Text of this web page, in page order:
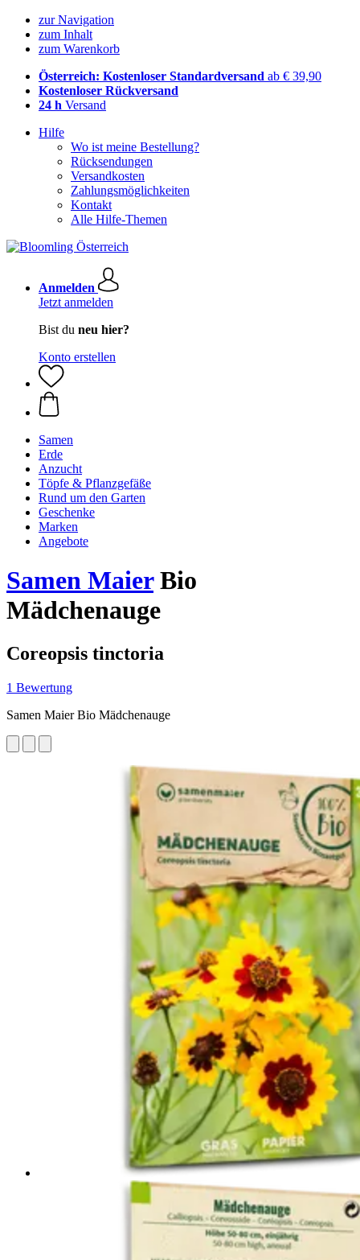
zur Navigation
zum Inhalt
zum Warenkorb
Österreich: Kostenloser Standardversand ab € 39,90
Kostenloser Rückversand
24 h Versand
Hilfe
Wo ist meine Bestellung?
Rücksendungen
Versandkosten
Zahlungsmöglichkeiten
Kontakt
Alle Hilfe-Themen
Anmelden
Jetzt anmelden
Bist du neu hier?
Konto erstellen
Samen
Erde
Anzucht
Töpfe & Pflanzgefäße
Rund um den Garten
Geschenke
Marken
Angebote
Samen MaierBio
Mädchenauge
Coreopsis tinctoria
1 Bewertung
Samen Maier Bio Mädchenauge